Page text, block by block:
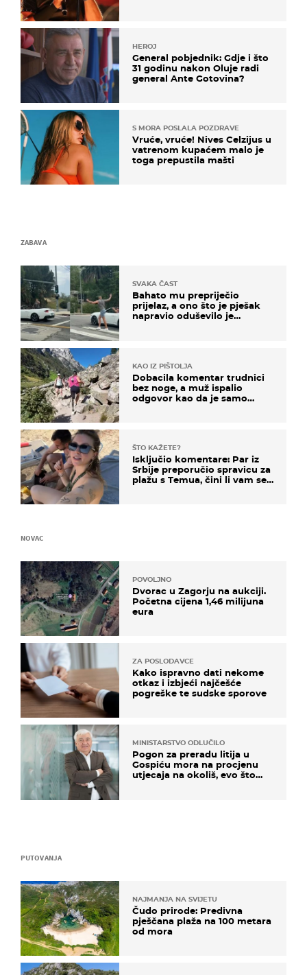
HEROJ
General pobjednik: Gdje i što
31 godinu nakon Oluje radi
general Ante Gotovina?
S MORA POSLALA POZDRAVE
Vruće, vruće! Nives Celzijus u
vatrenom kupaćem malo je
toga prepustila mašti
ZABAVA
SVAKA ČAST
Bahato mu prepriječio
prijelaz, a ono što je pješak
napravio oduševilo je
KAO IZ PIŠTOLJA
Dobacila komentar trudnici
bez noge, a muž ispalio
odgovor kao da je samo
ŠTO KAŽETE?
Isključio komentare: Par iz
Srbije preporučio spravicu za
plažu s Temua, čini li vam se
PUTOVANJA
NAJMANJA NA SVIJETU
Čudo prirode: Predivna
pješčana plaža na 100 metara
od mora
NOVAC
POVOLJNO
Dvorac u Zagorju na aukciji.
Početna cijena 1,46 milijuna
eura
ZA POSLODAVCE
Kako ispravno dati nekome
otkaz i izbjeći najčešće
pogreške te sudske sporove
MINISTARSTVO ODLUČILO
Pogon za preradu litija u
Gospiću mora na procjenu
utjecaja na okoliš, evo što